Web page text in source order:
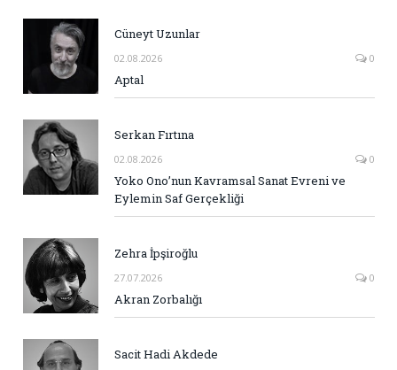
Cüneyt Uzunlar
02.08.2026 0
Aptal
Serkan Fırtına
02.08.2026 0
Yoko Ono’nun Kavramsal Sanat Evreni ve
Eylemin Saf Gerçekliği
Zehra İpşiroğlu
27.07.2026 0
Akran Zorbalığı
Sacit Hadi Akdede